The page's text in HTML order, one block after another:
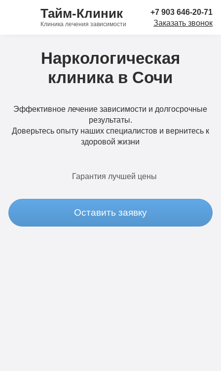
Тайм-Клиник
Клиника лечения зависимости
+7 903 646-20-71
Заказать звонок
Наркологическая
клиника в Сочи
Эффективное лечение зависимости и долгосрочные
результаты.
Доверьтесь опыту наших специалистов и вернитесь к
здоровой жизни
Оставить заявку
Гарантия лучшей цены